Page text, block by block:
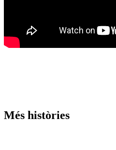
Més històries